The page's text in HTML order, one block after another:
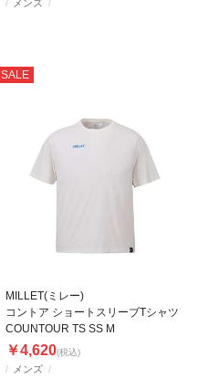
メンズ
SALE
メンズ
MILLET(ミレー)
コントア ショートスリーブTシャツ
COUNTOUR TS SS M
￥4,620(税込)